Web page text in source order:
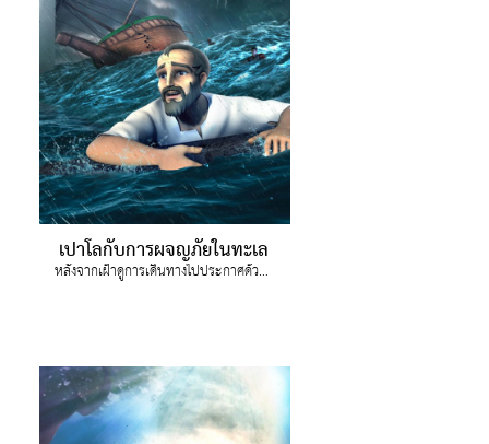
เปาโลกับการผจญภัยในทะเล
หลังจากเฝ้าดูการเดินทางไปประกาศด้วยความอดทนของเปาโล จอยก็กลับมาพร้อมทำโครงการต่อด้วยความช่วยเหลือของพระวิญญาณ แม้ความยากลำบากก็จะไม่สามารถหยุดยั้งเธอได้